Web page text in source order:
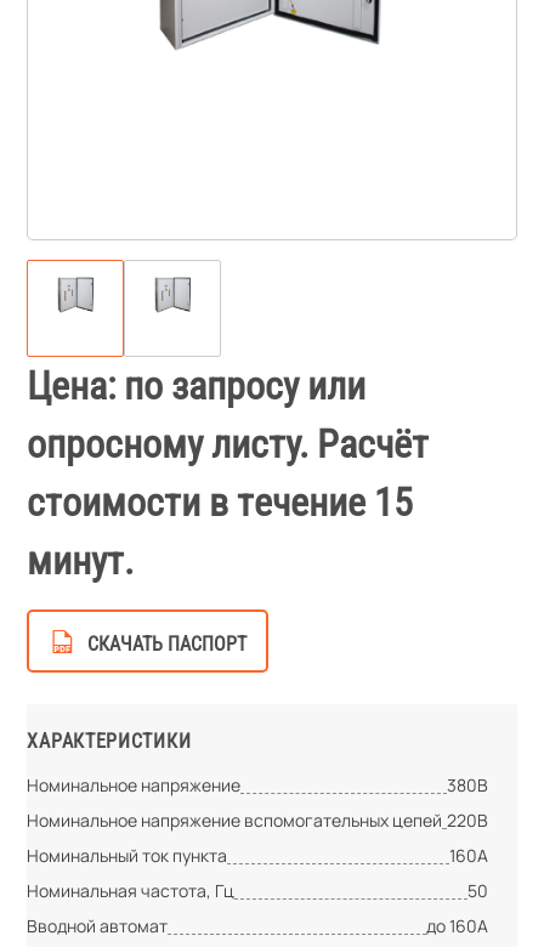
Цена: по запросу или
опросному листу. Расчёт
стоимости в течение 15
минут.
СКАЧАТЬ ПАСПОРТ
ХАРАКТЕРИСТИКИ
Номинальное напряжение
380В
Номинальное напряжение вспомогательных цепей 220В
Номинальный ток пункта
160А
Номинальная частота, Гц
50
Вводной автомат
до 160А